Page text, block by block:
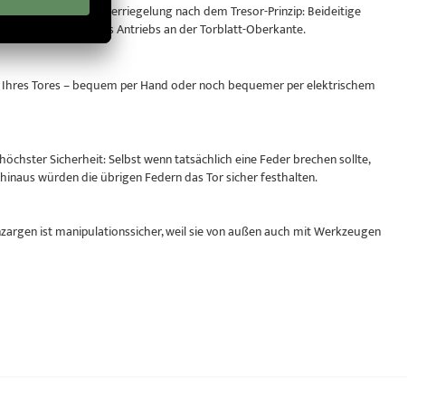
eine Dreipunktverriegelung nach dem Tresor-Prinzip: Beideitige
Selbsthemmung des Antriebs an der Torblatt-Oberkante.
Tores – bequem per Hand oder noch bequemer per elektrischem
Sicherheit: Selbst wenn tatsächlich eine Feder brechen sollte,
würden die übrigen Federn das Tor sicher festhalten.
ist manipulationssicher, weil sie von außen auch mit Werkzeugen